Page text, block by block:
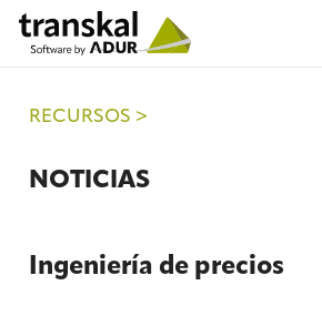
RECURSOS >
NOTICIAS
Ingeniería de precios